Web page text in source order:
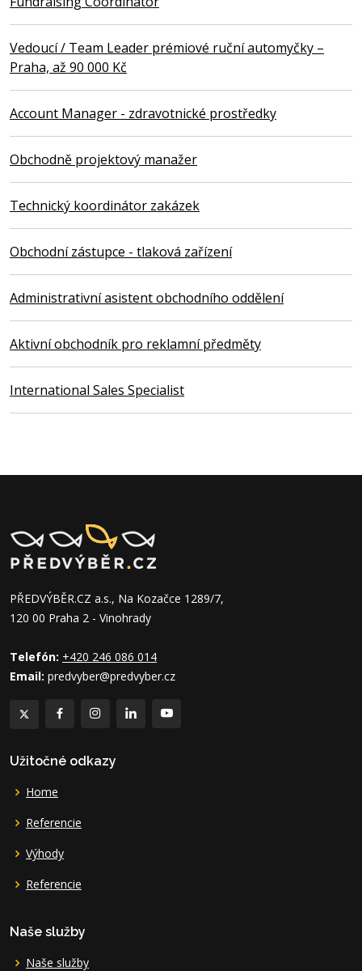
Vedoucí / Team Leader prémiové ruční automyčky –
Praha, až 90 000 Kč
Account Manager - zdravotnické prostředky
Obchodně projektový manažer
Technický koordinátor zakázek
Obchodní zástupce - tlaková zařízení
Administrativní asistent obchodního oddělení
Aktivní obchodník pro reklamní předměty
International Sales Specialist
PŘEDVÝBĚR.CZ a.s., Na Kozačce 1289/7,
120 00 Praha 2 - Vinohrady
Telefón: +420 246 086 014
Email: predvyber@predvyber.cz
Užitočné odkazy
Home
Referencie
Výhody
Referencie
Naše služby
Naše služby